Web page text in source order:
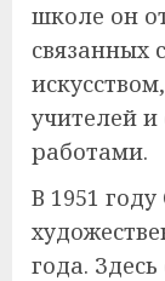
школе он
связанных
учителей
работами.
В 1951
года.